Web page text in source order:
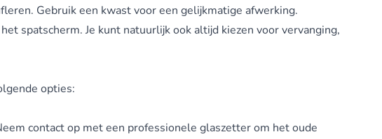
Gebruik een kwast voor een gelijkmatige afwerking.
spatscherm. Je kunt natuurlijk ook altijd kiezen voor vervanging,
opties:
contact op met een professionele glaszetter om het oude